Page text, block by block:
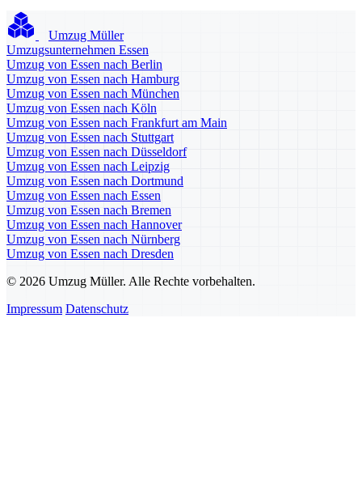
Umzug Müller
Umzugsunternehmen Essen
Umzug von Essen nach Berlin
Umzug von Essen nach Hamburg
Umzug von Essen nach München
Umzug von Essen nach Köln
Umzug von Essen nach Frankfurt am Main
Umzug von Essen nach Stuttgart
Umzug von Essen nach Düsseldorf
Umzug von Essen nach Leipzig
Umzug von Essen nach Dortmund
Umzug von Essen nach Essen
Umzug von Essen nach Bremen
Umzug von Essen nach Hannover
Umzug von Essen nach Nürnberg
Umzug von Essen nach Dresden
© 2026 Umzug Müller. Alle Rechte vorbehalten.
Impressum Datenschutz